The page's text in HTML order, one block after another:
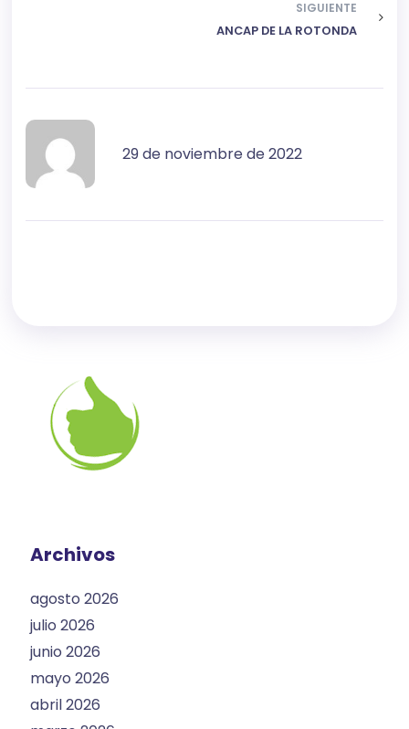
SIGUIENTE
ANCAP DE LA ROTONDA
29 de noviembre de 2022
Archivos
agosto 2026
julio 2026
junio 2026
mayo 2026
abril 2026